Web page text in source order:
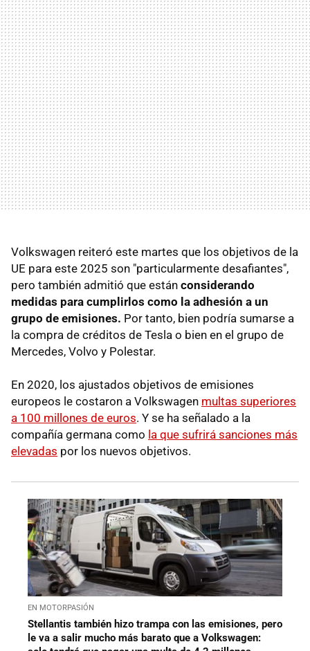
Volkswagen reiteró este martes que los objetivos de la
UE para este 2025 son "particularmente desafiantes",
pero también admitió que están considerando
medidas para cumplirlos como la adhesión a un
grupo de emisiones. Por tanto, bien podría sumarse a
la compra de créditos de Tesla o bien en el grupo de
Mercedes, Volvo y Polestar.
En 2020, los ajustados objetivos de emisiones
europeos le costaron a Volkswagen multas superiores
a 100 millones de euros. Y se ha señalado a la
compañía germana como la que sufrirá sanciones más
elevadas por los nuevos objetivos.
EN MOTORPASIÓN
Stellantis también hizo trampa con las emisiones, pero
le va a salir mucho más barato que a Volkswagen: